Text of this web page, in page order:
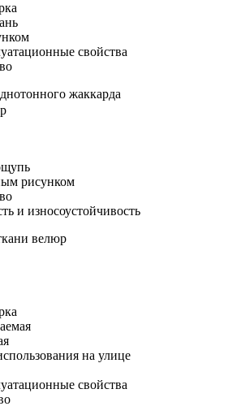
свойства
рисунком
и износоустойчивость
на улице
свойства